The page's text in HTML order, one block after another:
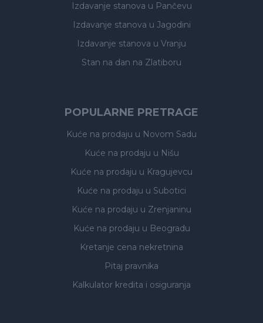
Izdavanje stanova u Pančevu
Izdavanje stanova u Jagodini
Izdavanje stanova u Vranju
Stan na dan na Zlatiboru
POPULARNE PRETRAGE
Kuće na prodaju u Novom Sadu
Kuće na prodaju u Nišu
Kuće na prodaju u Kragujevcu
Kuće na prodaju u Subotici
Kuće na prodaju u Zrenjaninu
Kuće na prodaju u Beogradu
Kretanje cena nekretnina
Pitaj pravnika
Kalkulator kredita i osiguranja